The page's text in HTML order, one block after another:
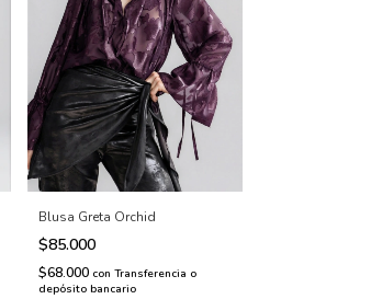
Blusa Greta Orchid
$85.000
$68.000 con Transferencia o
depósito bancario